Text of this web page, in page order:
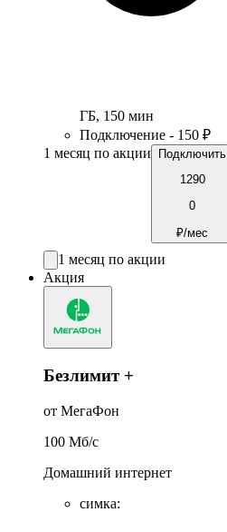
ГБ, 150 мин
Подключение - 150 ₽
1 месяц по акции
Подключить
1290
0
₽/мес
1 месяц по акции
Акция
Безлимит +
от МегаФон
100 Мб/c
Домашний интернет
симка: